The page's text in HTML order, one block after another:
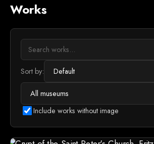
Works
Sort by:
Include works without image